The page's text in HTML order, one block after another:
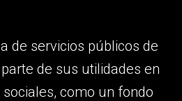
de servicios públicos de
de sus utilidades en
como un fondo